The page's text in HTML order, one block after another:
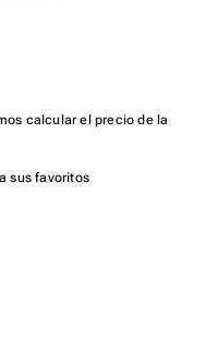
calcular el precio de la
sus favoritos